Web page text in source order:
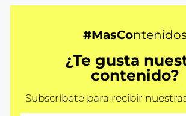
#MasContenidos
¿Te gusta
contenido?
Subscríbete para recibir